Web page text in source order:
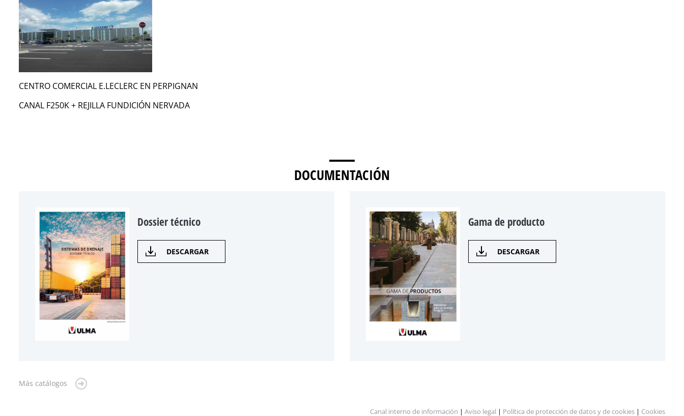
CENTRO COMERCIAL E.LECLERC EN PERPIGNAN
CANAL F250K + REJILLA FUNDICIÓN NERVADA
DOCUMENTACIÓN
Dossier técnico
DESCARGAR
Gama de producto
DESCARGAR
Más catálogos
Canal interno de información | Aviso legal | Política de protección de datos y de cookies | Cookies